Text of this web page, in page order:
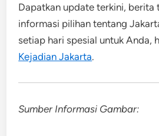
Dapatkan update terkini, berita
informasi pilihan tentang
setiap hari spesial untuk Anda,
Kejadian Jakarta.
Sumber Informasi Gambar: